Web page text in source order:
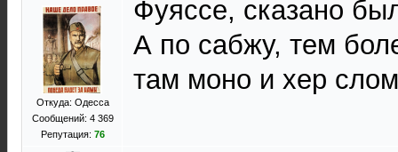
Откуда: Одесса
Сообщений: 4 369
Репутация: 76
Фуяссе, сказано
А по сабжу, тем
там моно и хер